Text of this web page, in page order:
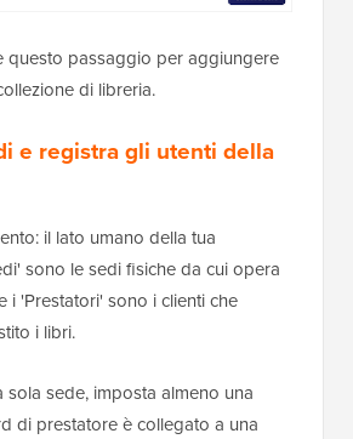
questo passaggio per aggiungere
di libreria.
e registra gli utenti della
il lato umano della tua
sono le sedi fisiche da cui opera
i 'Prestatori' sono i clienti che
i libri.
sola sede, imposta almeno una
di prestatore è collegato a una